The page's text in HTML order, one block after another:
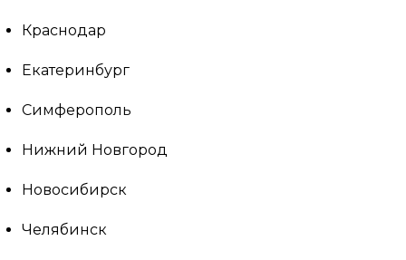
Краснодар
Екатеринбург
Симферополь
Нижний Новгород
Новосибирск
Челябинск